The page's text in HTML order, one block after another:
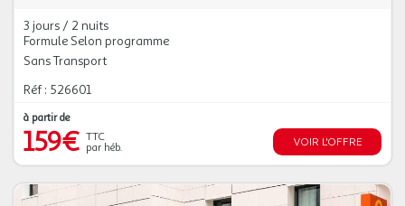
3 jours / 2 nuits
Formule Selon programme
Sans Transport
Réf : 526601
à partir de
159€ TTC
par héb.
VOIR L'OFFRE